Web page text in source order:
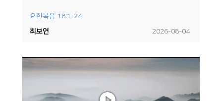
요한복음 18:1-24
2026-08-04
최보연